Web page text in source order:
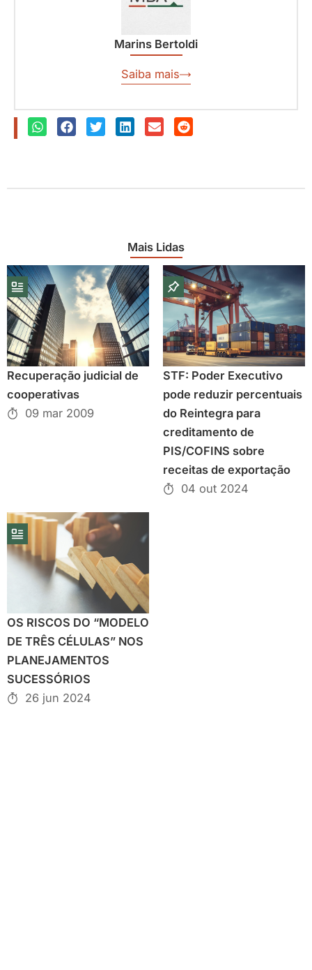
Marins Bertoldi
Saiba mais
Mais Lidas
Recuperação judicial de
cooperativas
09 mar 2009
STF: Poder Executivo
pode reduzir percentuais
do Reintegra para
creditamento de
PIS/COFINS sobre
receitas de exportação
04 out 2024
OS RISCOS DO “MODELO
DE TRÊS CÉLULAS” NOS
PLANEJAMENTOS
SUCESSÓRIOS
26 jun 2024